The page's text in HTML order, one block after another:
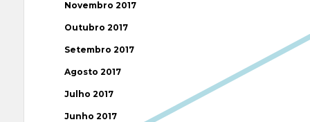
Novembro 2017
Outubro 2017
Setembro 2017
Agosto 2017
Julho 2017
Junho 2017